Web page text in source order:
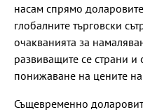
насам спрямо
глобалните търговски
очакванията за
развиващите се страни
понижаване на цените
Същевременно